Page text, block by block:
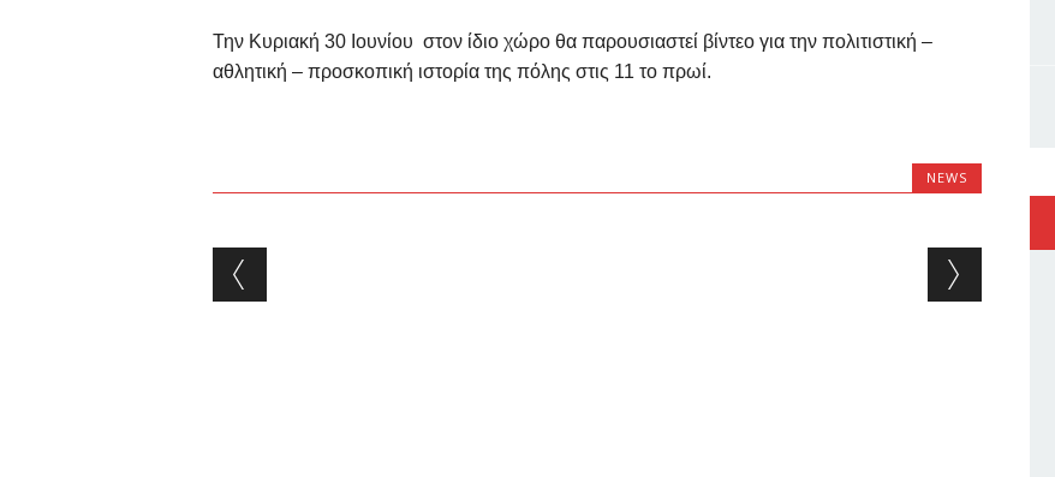
Την Κυριακή 30 Ιουνίου στον ίδιο χώρο θα παρουσιαστεί βίντεο για την πολιτιστική –
αθλητική – προσκοπική ιστορία της πόλης στις 11 το πρωί.
NEWS
Post navigation